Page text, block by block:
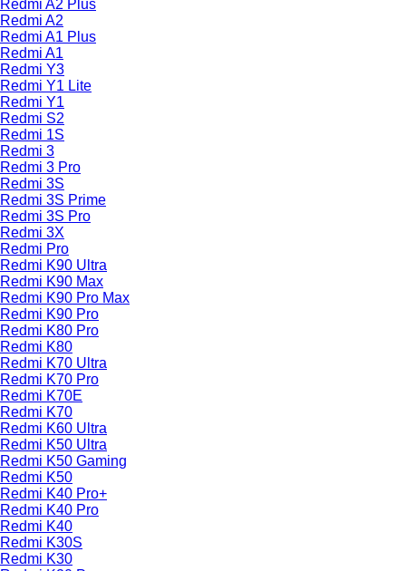
Redmi A2 Plus
Redmi A2
Redmi A1 Plus
Redmi A1
Redmi Y3
Redmi Y1 Lite
Redmi Y1
Redmi S2
Redmi 1S
Redmi 3
Redmi 3 Pro
Redmi 3S
Redmi 3S Prime
Redmi 3S Pro
Redmi 3X
Redmi Pro
Redmi K90 Ultra
Redmi K90 Max
Redmi K90 Pro Max
Redmi K90 Pro
Redmi K80 Pro
Redmi K80
Redmi K70 Ultra
Redmi K70 Pro
Redmi K70E
Redmi K70
Redmi K60 Ultra
Redmi K50 Ultra
Redmi K50 Gaming
Redmi K50
Redmi K40 Pro+
Redmi K40 Pro
Redmi K40
Redmi K30S
Redmi K30